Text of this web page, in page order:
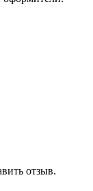
отзыв.